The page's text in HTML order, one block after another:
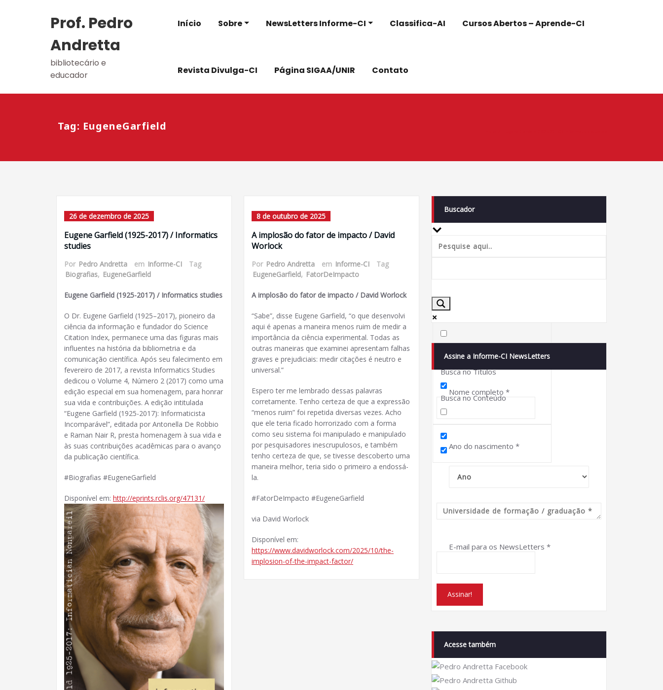
Prof. Pedro
Andretta
bibliotecário e
educador
Início Sobre NewsLetters Informe-CI Classifica-AI Cursos Abertos – Aprende-CI
Revista Divulga-CI Página SIGAA/UNIR Contato
Tag: EugeneGarfield
26 de dezembro de 2025
Eugene Garfield (1925-2017) / Informatics
studies
Por Pedro Andretta em Informe-CI
Tag
Biografias, EugeneGarfield
Eugene Garfield (1925-2017) / Informatics studies
O Dr. Eugene Garfield (1925–2017), pioneiro da
ciência da informação e fundador do Science
Citation Index, permanece uma das figuras mais
influentes na história da bibliometria e da
comunicação científica. Após seu falecimento em
fevereiro de 2017, a revista Informatics Studies
dedicou o Volume 4, Número 2 (2017) como uma
edição especial em sua homenagem, para honrar
sua vida e contribuições. A edição intitulada
“Eugene Garfield (1925-2017): Informaticista
Incomparável”, editada por Antonella De Robbio
e Raman Nair R, presta homenagem à sua vida e
às suas contribuições acadêmicas para o avanço
da publicação científica.
#Biografias #EugeneGarfield
Disponível em: http://eprints.rclis.org/47131/
8 de outubro de 2025
A implosão do fator de impacto / David
Worlock
Por Pedro Andretta em Informe-CI
Tag
EugeneGarfield, FatorDeImpacto
A implosão do fator de impacto / David Worlock
“Sabe”, disse Eugene Garfield, “o que desenvolvi
aqui é apenas a maneira menos ruim de medir a
importância da ciência experimental. Todas as
outras maneiras que examinei apresentam falhas
graves e prejudiciais: medir citações é neutro e
universal.”
Espero ter me lembrado dessas palavras
corretamente. Tenho certeza de que a expressão
“menos ruim” foi repetida diversas vezes. Acho
que ele teria ficado horrorizado com a forma
como seu sistema foi manipulado e manipulado
por pesquisadores inescrupulosos, e também
tenho certeza de que, se tivesse descoberto uma
maneira melhor, teria sido o primeiro a endossá-
la.
#FatorDeImpacto #EugeneGarfield
via David Worlock
Disponível em:
https://www.davidworlock.com/2025/10/the-
implosion-of-the-impact-factor/
Buscador
Buscar correspondência exata
Busca no Títulos
Busca no Conteúdo
Assine a Informe-CI NewsLetters
Nome completo *
Ano do nascimento *
E-mail para os NewsLetters *
Acesse também